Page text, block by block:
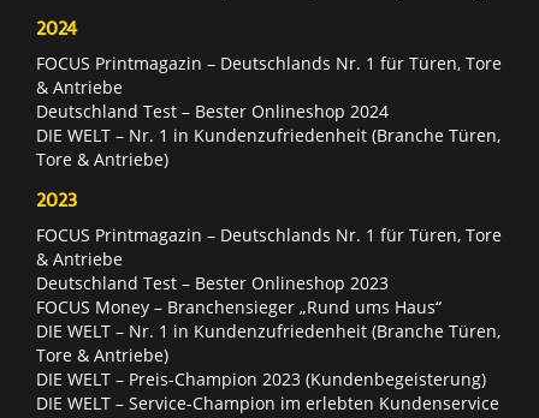
2024
FOCUS Printmagazin – Deutschlands Nr. 1 für Türen, Tore
& Antriebe
Deutschland Test – Bester Onlineshop 2024
DIE WELT – Nr. 1 in Kundenzufriedenheit (Branche Türen,
Tore & Antriebe)
2023
FOCUS Printmagazin – Deutschlands Nr. 1 für Türen, Tore
& Antriebe
Deutschland Test – Bester Onlineshop 2023
FOCUS Money – Branchensieger „Rund ums Haus“
DIE WELT – Nr. 1 in Kundenzufriedenheit (Branche Türen,
Tore & Antriebe)
DIE WELT – Preis-Champion 2023 (Kundenbegeisterung)
DIE WELT – Service-Champion im erlebten Kundenservice